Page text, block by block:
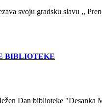
svoju gradsku slavu ,,
BIBLIOTEKE
Dan biblioteke